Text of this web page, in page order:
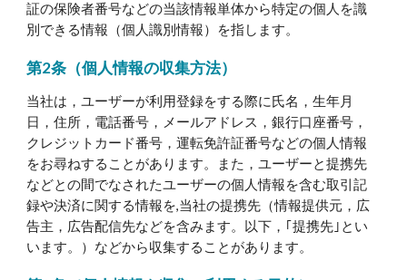
証の保険者番号などの当該情報単体から特定の個人を識
別できる情報（個人識別情報）を指します。
第2条（個人情報の収集方法）
当社は，ユーザーが利用登録をする際に氏名，生年月
日，住所，電話番号，メールアドレス，銀行口座番号，
クレジットカード番号，運転免許証番号などの個人情報
をお尋ねすることがあります。また，ユーザーと提携先
などとの間でなされたユーザーの個人情報を含む取引記
録や決済に関する情報を,当社の提携先（情報提供元，広
告主，広告配信先などを含みます。以下，｢提携先｣とい
います。）などから収集することがあります。